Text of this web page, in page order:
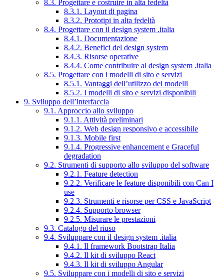
8.3. Progettare e costruire in alta fedeltà
8.3.1. Layout di pagina
8.3.2. Prototipi in alta fedeltà
8.4. Progettare con il design system .italia
8.4.1. Documentazione
8.4.2. Benefici del design system
8.4.3. Risorse operative
8.4.4. Come contribuire al design system .italia
8.5. Progettare con i modelli di sito e servizi
8.5.1. Vantaggi dell’utilizzo dei modelli
8.5.2. I modelli di sito e servizi disponibili
9. Sviluppo dell’interfaccia
9.1. Approccio allo sviluppo
9.1.1. Attività preliminari
9.1.2. Web design responsivo e accessibile
9.1.3. Mobile first
9.1.4. Progressive enhancement e Graceful
degradation
9.2. Strumenti di supporto allo sviluppo del software
9.2.1. Feature detection
9.2.2. Verificare le feature disponibili con Can I
use
9.2.3. Strumenti e risorse per CSS e JavaScript
9.2.4. Supporto browser
9.2.5. Misurare le prestazioni
9.3. Catalogo del riuso
9.4. Sviluppare con il design system .italia
9.4.1. Il framework Bootstrap Italia
9.4.2. Il kit di sviluppo React
9.4.3. Il kit di sviluppo Angular
9.5. Sviluppare con i modelli di sito e servizi